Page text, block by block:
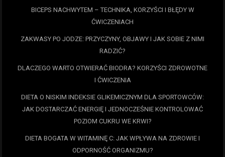
BICEPS NACHWYTEM – TECHNIKA, KORZYŚCI I BŁĘDY W
ĆWICZENIACH
ZAKWASY PO JODZE: PRZYCZYNY, OBJAWY I JAK SOBIE Z NIMI
RADZIĆ?
DLACZEGO WARTO OTWIERAĆ BIODRA? KORZYŚCI ZDROWOTNE
I ĆWICZENIA
DIETA O NISKIM INDEKSIE GLIKEMICZNYM DLA SPORTOWCÓW:
JAK DOSTARCZAĆ ENERGIĘ I JEDNOCZEŚNIE KONTROLOWAĆ
POZIOM CUKRU WE KRWI?
DIETA BOGATA W WITAMINĘ C: JAK WPŁYWA NA ZDROWIE I
ODPORNOŚĆ ORGANIZMU?